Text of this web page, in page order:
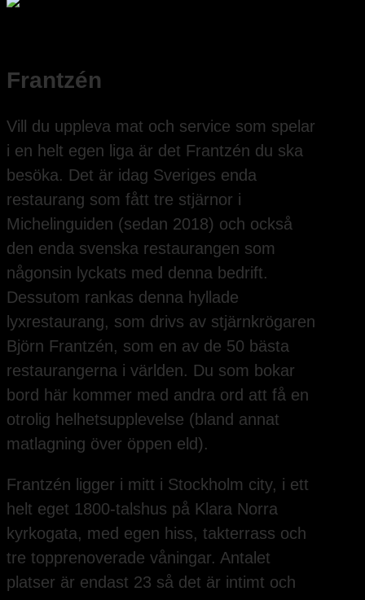
Frantzén
Vill du uppleva mat och service som spelar
i en helt egen liga är det Frantzén du ska
besöka. Det är idag Sveriges enda
restaurang som fått tre stjärnor i
Michelinguiden (sedan 2018) och också
den enda svenska restaurangen som
någonsin lyckats med denna bedrift.
Dessutom rankas denna hyllade
lyxrestaurang, som drivs av stjärnkrögaren
Björn Frantzén, som en av de 50 bästa
restaurangerna i världen. Du som bokar
bord här kommer med andra ord att få en
otrolig helhetsupplevelse (bland annat
matlagning över öppen eld).
Frantzén ligger i mitt i Stockholm city, i ett
helt eget 1800-talshus på Klara Norra
kyrkogata, med egen hiss, takterrass och
tre topprenoverade våningar. Antalet
platser är endast 23 så det är intimt och